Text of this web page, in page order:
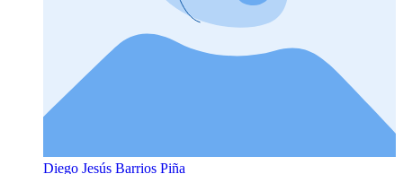
Diego Jesús Barrios Piña